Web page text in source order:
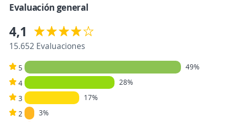
Evaluación general
4,1
15.652 Evaluaciones
5
49%
4
28%
3
17%
2
3%